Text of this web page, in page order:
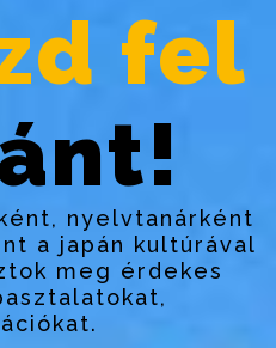
fel
nyelvtanárként
a japán kultúrával
meg érdekes